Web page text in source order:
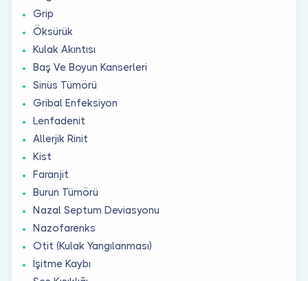
Grip
Öksürük
Kulak Akıntısı
Baş Ve Boyun Kanserleri
Sinüs Tümörü
Gribal Enfeksiyon
Lenfadenit
Allerjik Rinit
Kist
Faranjit
Burun Tümörü
Nazal Septum Deviasyonu
Nazofarenks
Otit (Kulak Yangılanması)
İşitme Kaybı